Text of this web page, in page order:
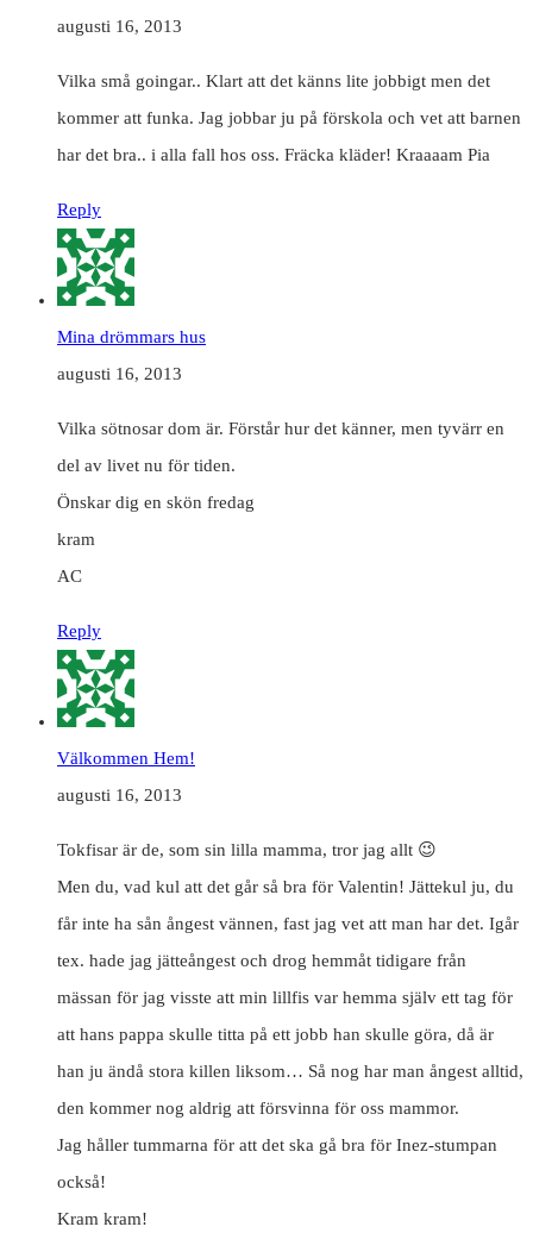
augusti 16, 2013
Vilka små goingar.. Klart att det känns lite jobbigt men det
kommer att funka. Jag jobbar ju på förskola och vet att barnen
har det bra.. i alla fall hos oss. Fräcka kläder! Kraaaam Pia
Reply
Mina drömmars hus
augusti 16, 2013
Vilka sötnosar dom är. Förstår hur det känner, men tyvärr en
del av livet nu för tiden.
Önskar dig en skön fredag
kram
AC
Reply
Välkommen Hem!
augusti 16, 2013
Tokfisar är de, som sin lilla mamma, tror jag allt 😉
Men du, vad kul att det går så bra för Valentin! Jättekul ju, du
får inte ha sån ångest vännen, fast jag vet att man har det. Igår
tex. hade jag jätteångest och drog hemmåt tidigare från
mässan för jag visste att min lillfis var hemma själv ett tag för
att hans pappa skulle titta på ett jobb han skulle göra, då är
han ju ändå stora killen liksom… Så nog har man ångest alltid,
den kommer nog aldrig att försvinna för oss mammor.
Jag håller tummarna för att det ska gå bra för Inez-stumpan
också!
Kram kram!